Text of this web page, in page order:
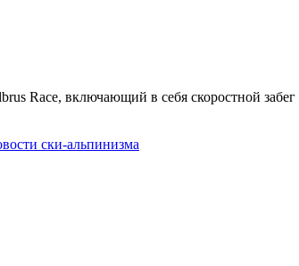
Race, включающий в себя скоростной
ски-альпинизма